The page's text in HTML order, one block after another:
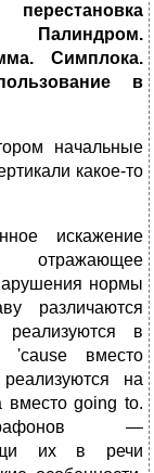
перестановка
Палиндром.
Симплока.
в
начальные
какое-то
искажение
нормы
различаются
в
'cause вместо
на
вместо going to.
—
их в речи